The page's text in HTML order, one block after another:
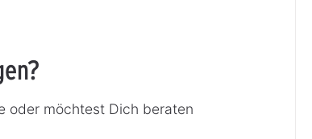
oder möchtest Dich beraten